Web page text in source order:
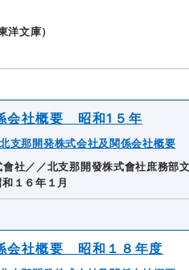
洋文庫）
会社概要 昭和1５年
北支那開発株式会社及関係会社概要
社／／北支那開發株式會社庶務部
１６年１月
会社概要 昭和１８年度